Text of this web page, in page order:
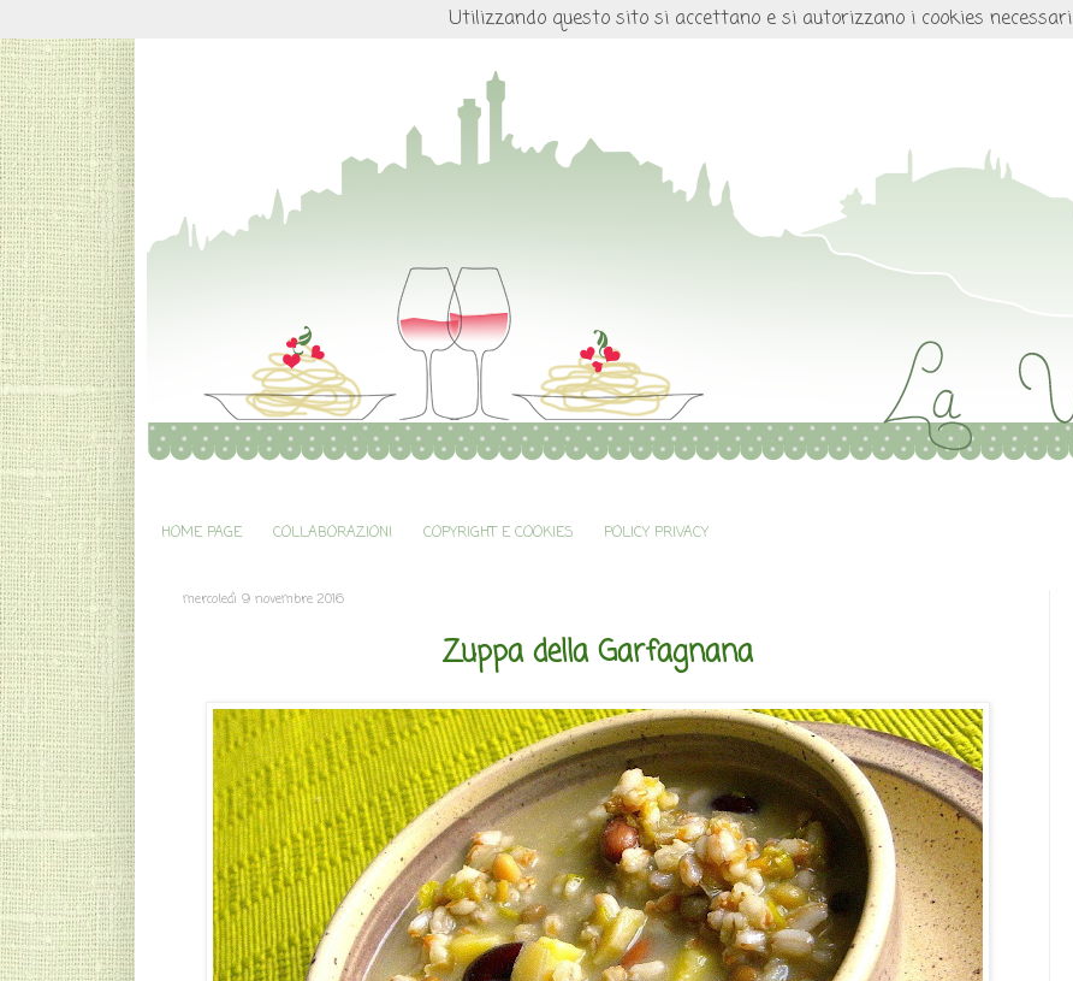
HOME PAGE COLLABORAZIONI COPYRIGHT E COOKIES POLICY PRIVACY
mercoledì 9 novembre 2016
Zuppa della Garfagnana
Utilizzando questo sito si accettano e si autorizzano i cookies necessari